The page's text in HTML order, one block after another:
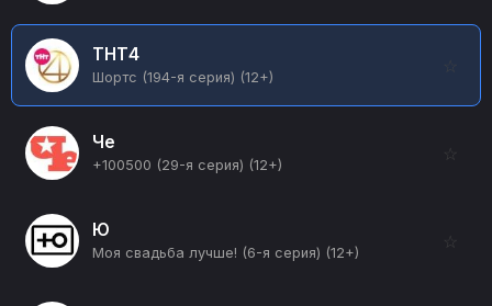
ТНТ4
Шортс (194-я серия) (12+)
Че
+100500 (29-я серия) (12+)
☆
Ю
Моя свадьба лучше! (6-я серия) (12+)
☆